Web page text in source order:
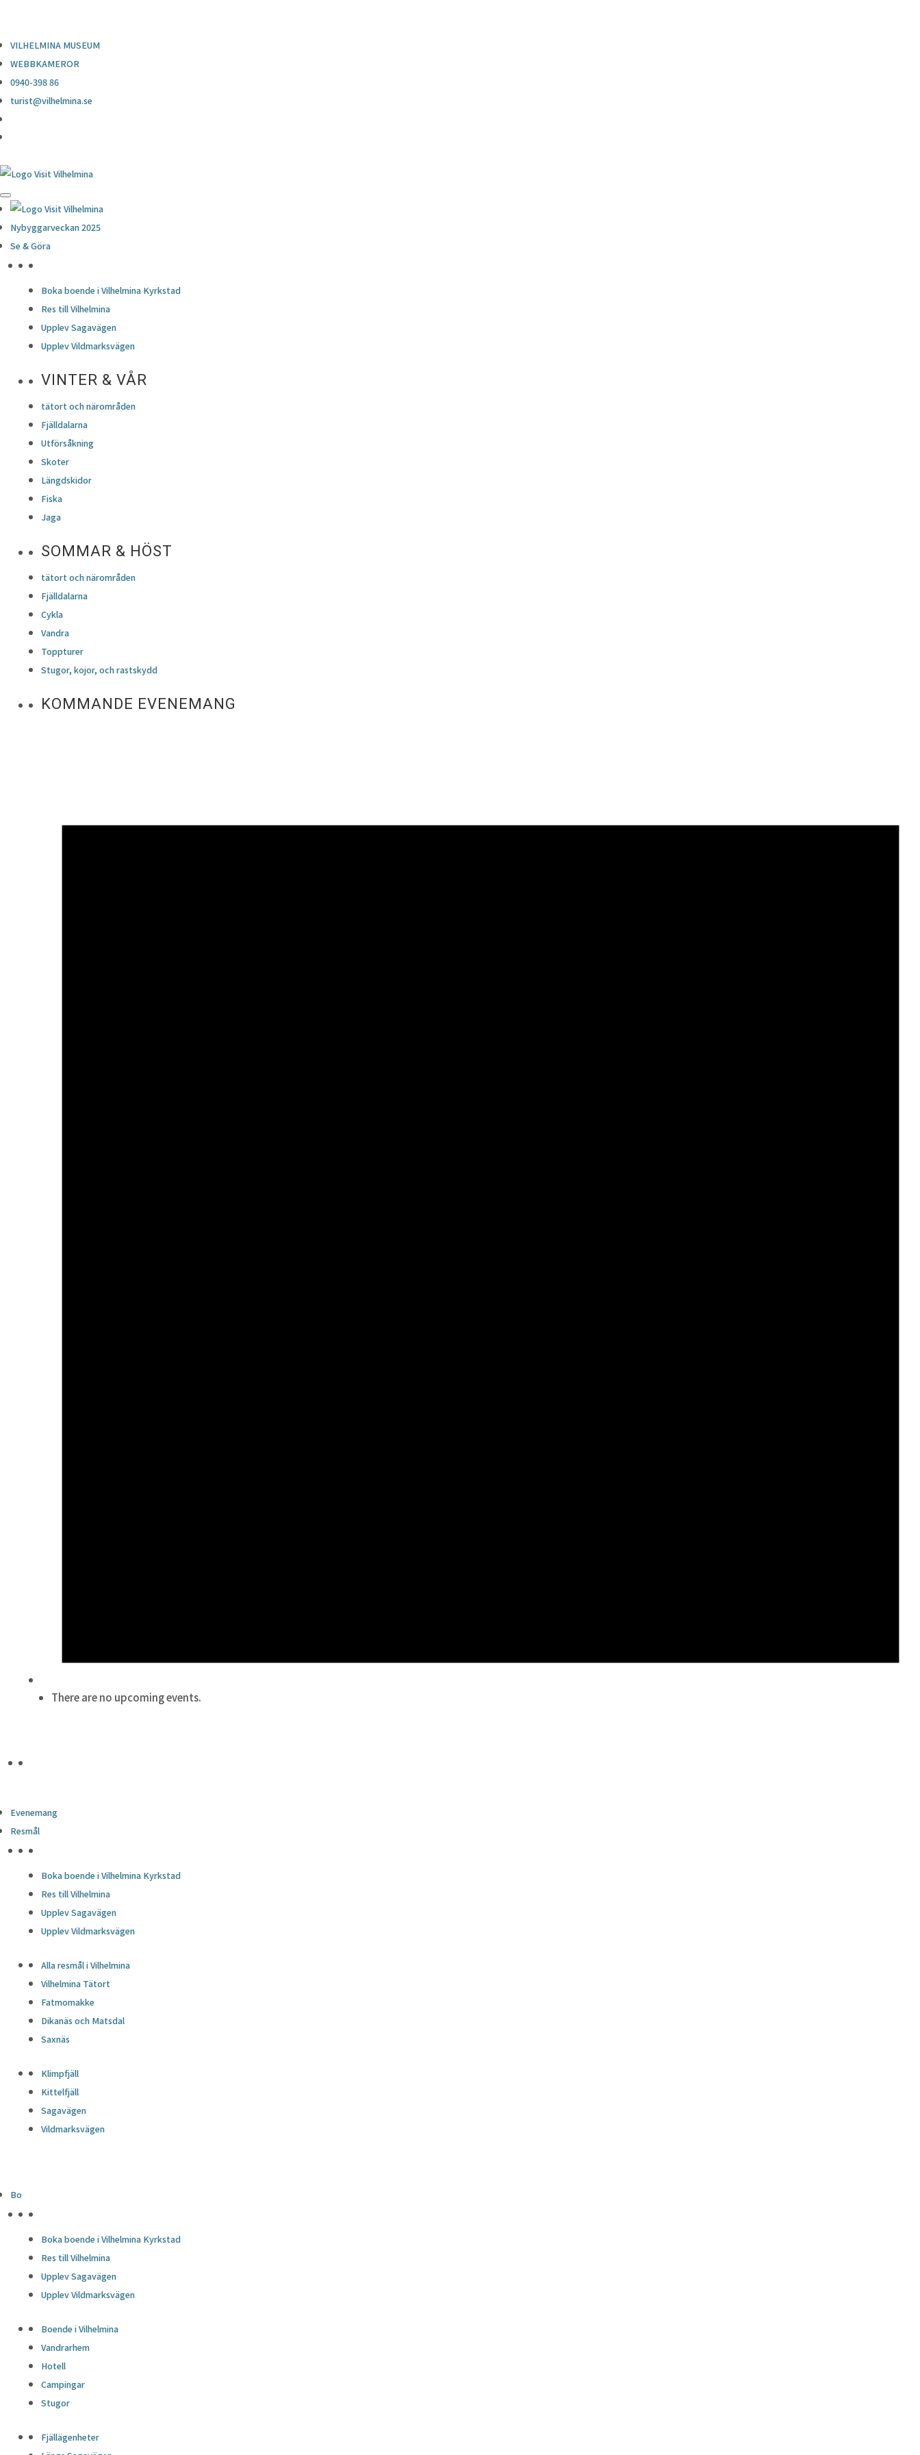
VILHELMINA MUSEUM
WEBBKAMEROR
0940-398 86
turist@vilhelmina.se
Nybyggarveckan 2025
Se & Göra
Boka boende i Vilhelmina Kyrkstad
Res till Vilhelmina
Upplev Sagavägen
Upplev Vildmarksvägen
VINTER & VÅR
tätort och närområden
Fjälldalarna
Utförsåkning
Skoter
Längdskidor
Fiska
Jaga
SOMMAR & HÖST
tätort och närområden
Fjälldalarna
Cykla
Vandra
Toppturer
Stugor, kojor, och rastskydd
KOMMANDE EVENEMANG
There are no upcoming events.
Evenemang
Resmål
Boka boende i Vilhelmina Kyrkstad
Res till Vilhelmina
Upplev Sagavägen
Upplev Vildmarksvägen
Alla resmål i Vilhelmina
Vilhelmina Tätort
Fatmomakke
Dikanäs och Matsdal
Saxnäs
Klimpfjäll
Kittelfjäll
Sagavägen
Vildmarksvägen
Bo
Boka boende i Vilhelmina Kyrkstad
Res till Vilhelmina
Upplev Sagavägen
Upplev Vildmarksvägen
Boende i Vilhelmina
Vandrarhem
Hotell
Campingar
Stugor
Fjällägenheter